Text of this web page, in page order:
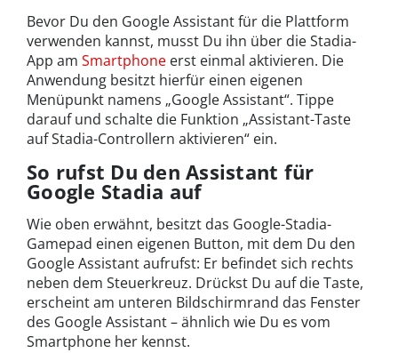
Bevor Du den Google Assistant für die Plattform
verwenden kannst, musst Du ihn über die Stadia-
App am Smartphone erst einmal aktivieren. Die
Anwendung besitzt hierfür einen eigenen
Menüpunkt namens „Google Assistant“. Tippe
darauf und schalte die Funktion „Assistant-Taste
auf Stadia-Controllern aktivieren“ ein.
So rufst Du den Assistant für
Google Stadia auf
Wie oben erwähnt, besitzt das Google-Stadia-
Gamepad einen eigenen Button, mit dem Du den
Google Assistant aufrufst: Er befindet sich rechts
neben dem Steuerkreuz. Drückst Du auf die Taste,
erscheint am unteren Bildschirmrand das Fenster
des Google Assistant – ähnlich wie Du es vom
Smartphone her kennst.